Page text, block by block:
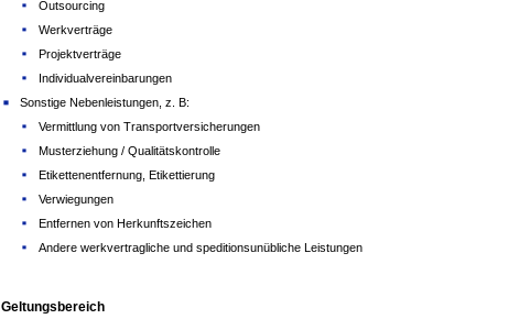
Outsourcing
Werkverträge
Projektverträge
Individualvereinbarungen
Sonstige Nebenleistungen, z. B:
Vermittlung von Transportversicherungen
Musterziehung / Qualitätskontrolle
Etikettenentfernung, Etikettierung
Verwiegungen
Entfernen von Herkunftszeichen
Andere werkvertragliche und speditionsunübliche Leistungen
Geltungsbereich